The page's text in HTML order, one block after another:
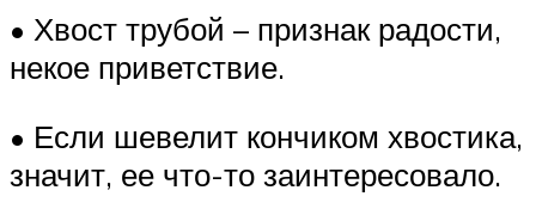
• Хвост трубой – признак радости,
некое приветствие.
• Если шевелит кончиком хвостика,
значит, ее что-то заинтересовало.